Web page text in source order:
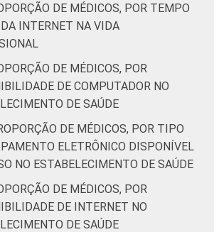
Capital
Interior
médicos com acesso a
estimuladas. Dados coletados
de 2014 e março de 2015.
refere-se aos profissionais que
não consultar o dado, apesar de
disponível.
disponível" refere-se aos
DE MÉDICOS, POR TEMPO
DA INTERNET NA VIDA
DE MÉDICOS, POR
DE COMPUTADOR NO
DE SAÚDE
DE MÉDICOS, POR TIPO
ELETRÔNICO DISPONÍVEL
NO ESTABELECIMENTO DE SAÚDE
DE MÉDICOS, POR
DE INTERNET NO
DE SAÚDE